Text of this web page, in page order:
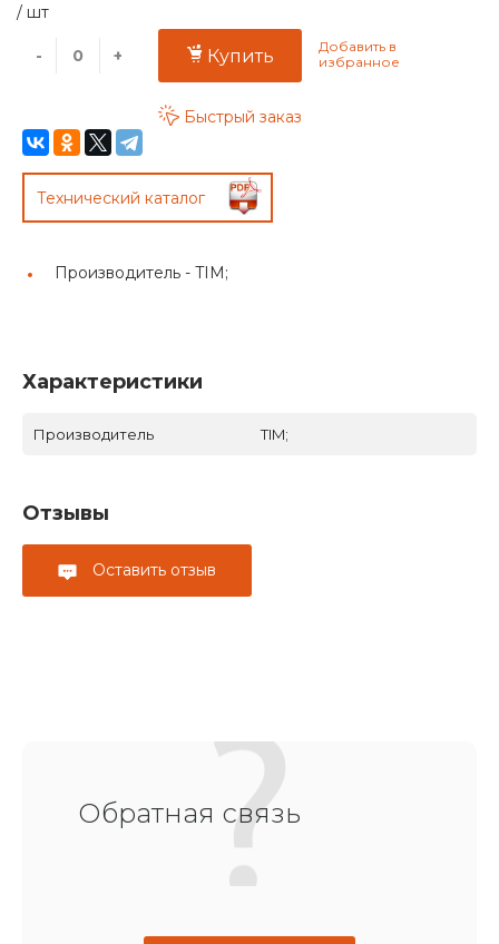
/ шт
- + Купить
Быстрый заказ
Технический каталог
Производитель - TIM;
Характеристики
Производитель TIM;
Отзывы
Оставить отзыв
Обратная связь